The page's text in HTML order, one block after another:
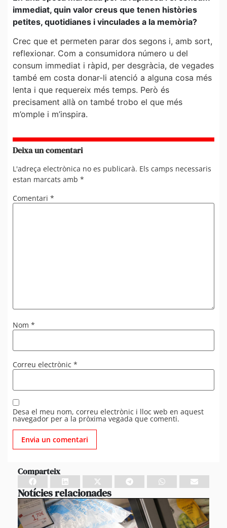
immediat, quin valor creus que tenen històries
petites, quotidianes i vinculades a la memòria?
Crec que et permeten parar dos segons i, amb sort,
reflexionar. Com a consumidora número u del
consum immediat i ràpid, per desgràcia, de vegades
també em costa donar-li atenció a alguna cosa més
lenta i que requereix més temps. Però és
precisament allà on també trobo el que més
m’omple i m’inspira.
Deixa un comentari
L'adreça electrònica no es publicarà. Els camps necessaris
estan marcats amb *
Comentari *
Nom *
Correu electrònic *
Desa el meu nom, correu electrònic i lloc web en aquest
navegador per a la pròxima vegada que comenti.
Comparteix
Notícies relacionades